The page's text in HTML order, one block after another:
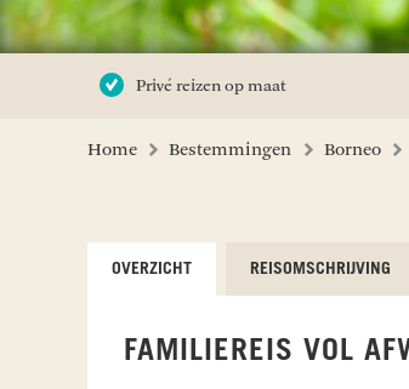
Privé reizen op maat
Home Bestemmingen Borneo
OVERZICHT REISOMSCHRIJVING
FAMILIEREIS VOL